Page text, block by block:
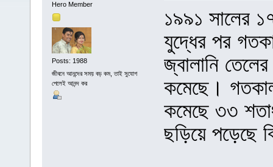
Hero Member
Posts: 1988
জীবনে আনন্দের সময় বড় কম, তাই সুযোগ
পেলেই আনন্দ কর
১৯৯১ সালের
যুদ্ধের পর
জ্বালানি
কমেছে।
কমেছে ৩৩
ছড়িয়ে পড়েছে